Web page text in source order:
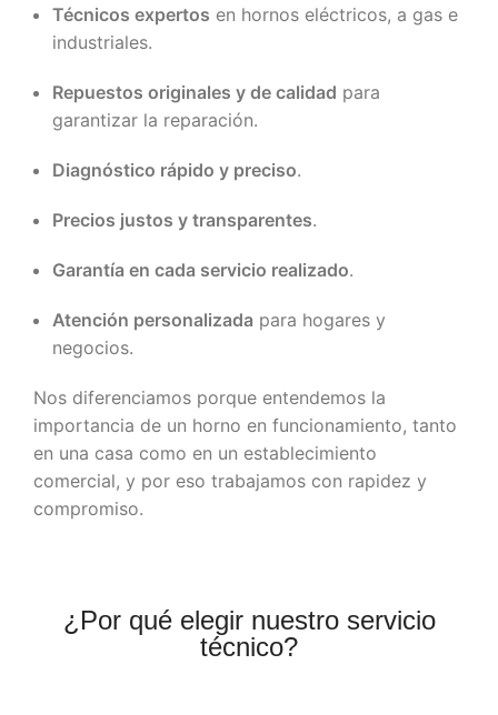
Técnicos expertos en hornos eléctricos, a gas e
industriales.
Repuestos originales y de calidad para
garantizar la reparación.
Diagnóstico rápido y preciso.
Precios justos y transparentes.
Garantía en cada servicio realizado.
Atención personalizada para hogares y
negocios.
Nos diferenciamos porque entendemos la
importancia de un horno en funcionamiento, tanto
en una casa como en un establecimiento
comercial, y por eso trabajamos con rapidez y
compromiso.
¿Por qué elegir nuestro servicio
técnico?